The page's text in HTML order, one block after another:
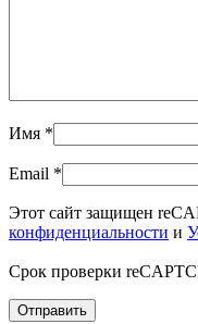
Имя *
Email *
Этот сайт защищен
конфиденциальности и
Срок проверки